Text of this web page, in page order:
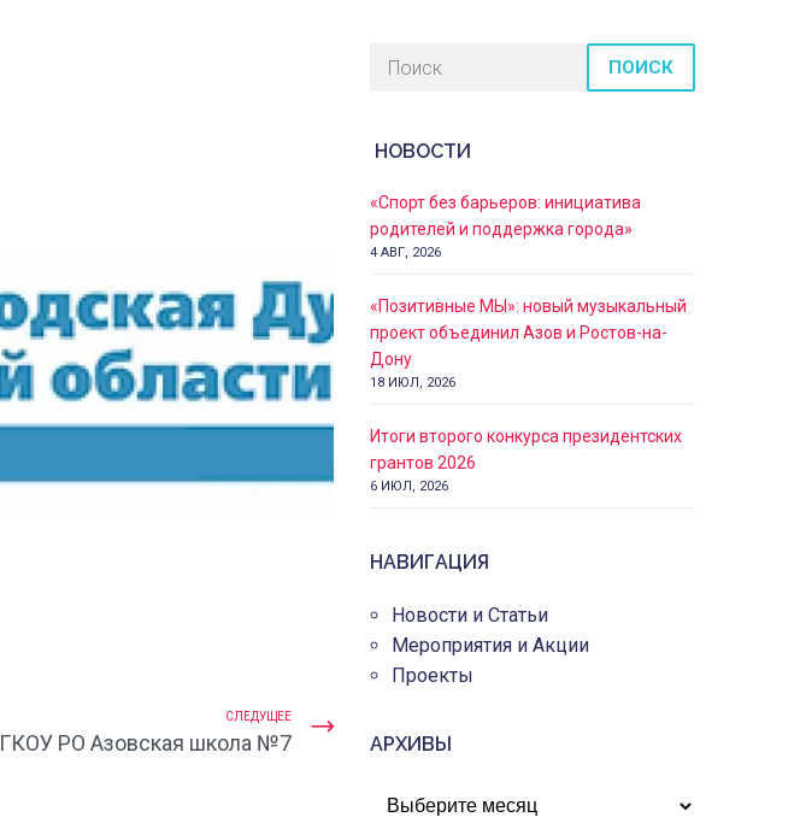
СЛЕДУЩЕЕ
ГКОУ РО Азовская школа №7
ПОИСК
НОВОСТИ
«Спорт без барьеров: инициатива
родителей и поддержка города»
4 АВГ, 2026
«Позитивные МЫ»: новый музыкальный
проект объединил Азов и Ростов-на-
Дону
18 ИЮЛ, 2026
Итоги второго конкурса президентских
грантов 2026
6 ИЮЛ, 2026
НАВИГАЦИЯ
Новости и Статьи
Мероприятия и Акции
Проекты
АРХИВЫ
АРХИВЫ